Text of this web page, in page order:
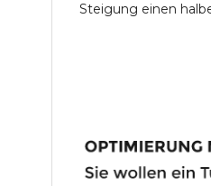
Steigung einen